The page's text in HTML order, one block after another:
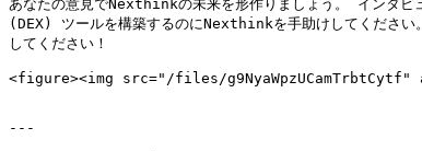
あなたの意見でNexthinkの未来を形作りましょう。 インタビ
(DEX) ツールを構築するのにNexthinkを手助けしてくだ
してください！
<figure><img src="/files/
---